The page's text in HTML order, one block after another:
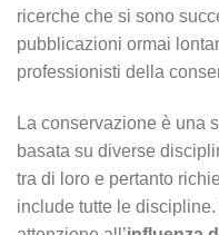
ricerche che si sono
pubblicazioni ormai
professionisti della
La conservazione è una
basata su diverse
tra di loro e pertanto
include tutte le